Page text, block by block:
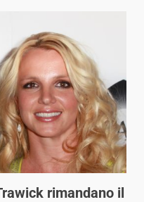
rimandano il